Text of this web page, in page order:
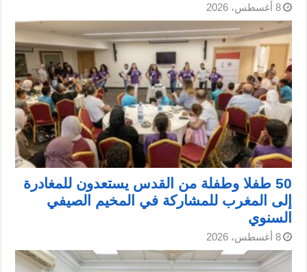
8 أغسطس، 2026
50 طفلا وطفلة من القدس يستعدون للمغادرة
إلى المغرب للمشاركة في المخيم الصيفي
السنوي
8 أغسطس، 2026